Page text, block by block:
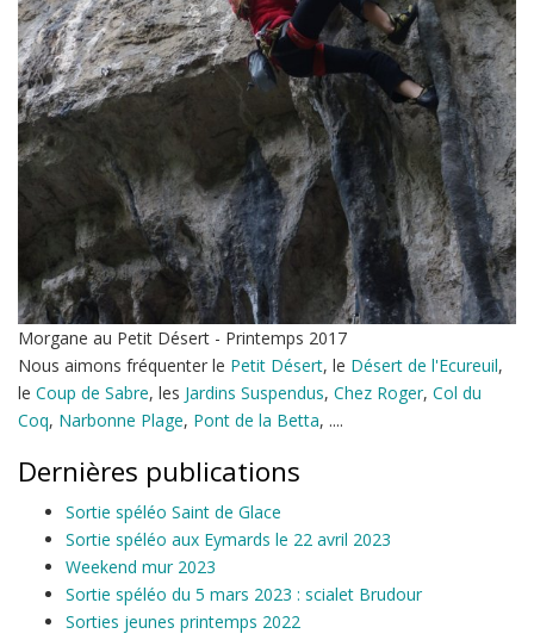
Morgane au Petit Désert - Printemps 2017
Nous aimons fréquenter le Petit Désert, le Désert de l'Ecureuil,
le Coup de Sabre, les Jardins Suspendus, Chez Roger, Col du
Coq, Narbonne Plage, Pont de la Betta, ....
Dernières publications
Sortie spéléo Saint de Glace
Sortie spéléo aux Eymards le 22 avril 2023
Weekend mur 2023
Sortie spéléo du 5 mars 2023 : scialet Brudour
Sorties jeunes printemps 2022